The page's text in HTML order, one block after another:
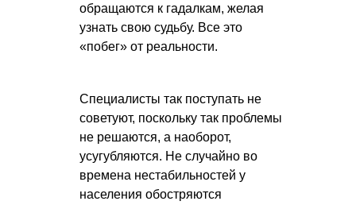
обращаются к гадалкам, желая
узнать свою судьбу. Все это
«побег» от реальности.
Специалисты так поступать не
советуют, поскольку так проблемы
не решаются, а наоборот,
усугубляются. Не случайно во
времена нестабильностей у
населения обостряются